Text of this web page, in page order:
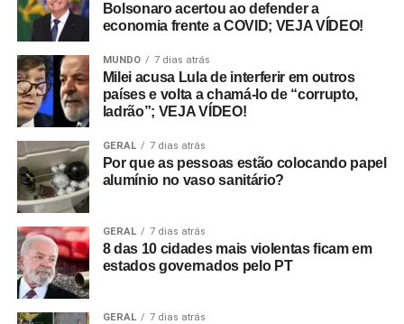
Bolsonaro acertou ao defender a
economia frente a COVID; VEJA VÍDEO!
MUNDO 7 dias atrás
Milei acusa Lula de interferir em outros
países e volta a chamá-lo de “corrupto,
ladrão”; VEJA VÍDEO!
GERAL 7 dias atrás
Por que as pessoas estão colocando papel
alumínio no vaso sanitário?
GERAL 7 dias atrás
8 das 10 cidades mais violentas ficam em
estados governados pelo PT
GERAL 7 dias atrás